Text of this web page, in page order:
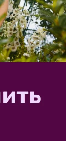
смесь.
выращивала в
Все время
дожди и...